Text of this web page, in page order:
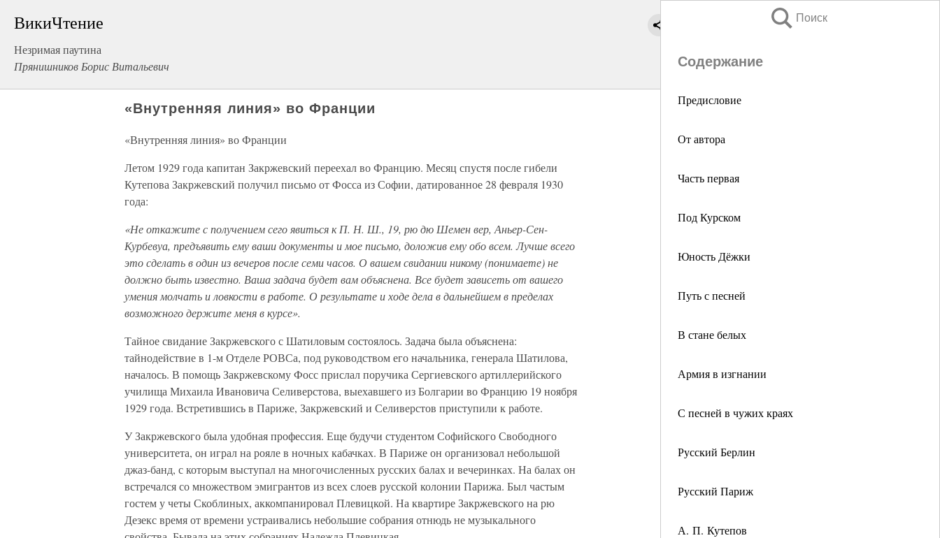
ВикиЧтение
Незримая паутина
Прянишников Борис Витальевич
Поиск
Содержание
Предисловие
От автора
Часть первая
Под Курском
Юность Дёжки
Путь с песней
В стане белых
Армия в изгнании
С песней в чужих краях
Русский Берлин
Русский Париж
А. П. Кутепов
«Внутренняя линия» во Франции
«Внутренняя линия» во Франции
Летом 1929 года капитан Закржевский переехал во Францию. Месяц спустя после гибели
Кутепова Закржевский получил письмо от Фосса из Софии, датированное 28 февраля 1930
года:
«Не откажите с получением сего явиться к П. Н. Ш., 19, рю дю Шемен вер, Аньер-Сен-
Курбевуа, предъявить ему ваши документы и мое письмо, доложив ему обо всем. Лучше всего
это сделать в один из вечеров после семи часов. О вашем свидании никому (понимаете) не
должно быть известно. Ваша задача будет вам объяснена. Все будет зависеть от вашего
умения молчать и ловкости в работе. О результате и ходе дела в дальнейшем в пределах
возможного держите меня в курсе».
Тайное свидание Закржевского с Шатиловым состоялось. Задача была объяснена:
тайнодействие в 1-м Отделе РОВСа, под руководством его начальника, генерала Шатилова,
началось. В помощь Закржевскому Фосс прислал поручика Сергиевского артиллерийского
училища Михаила Ивановича Селиверстова, выехавшего из Болгарии во Францию 19 ноября
1929 года. Встретившись в Париже, Закржевский и Селиверстов приступили к работе.
У Закржевского была удобная профессия. Еще будучи студентом Софийского Свободного
университета, он играл на рояле в ночных кабачках. В Париже он организовал небольшой
джаз-банд, с которым выступал на многочисленных русских балах и вечеринках. На балах он
встречался со множеством эмигрантов из всех слоев русской колонии Парижа. Был частым
гостем у четы Скоблиных, аккомпанировал Плевицкой. На квартире Закржевского на рю
Дезекс время от времени устраивались небольшие собрания отнюдь не музыкального